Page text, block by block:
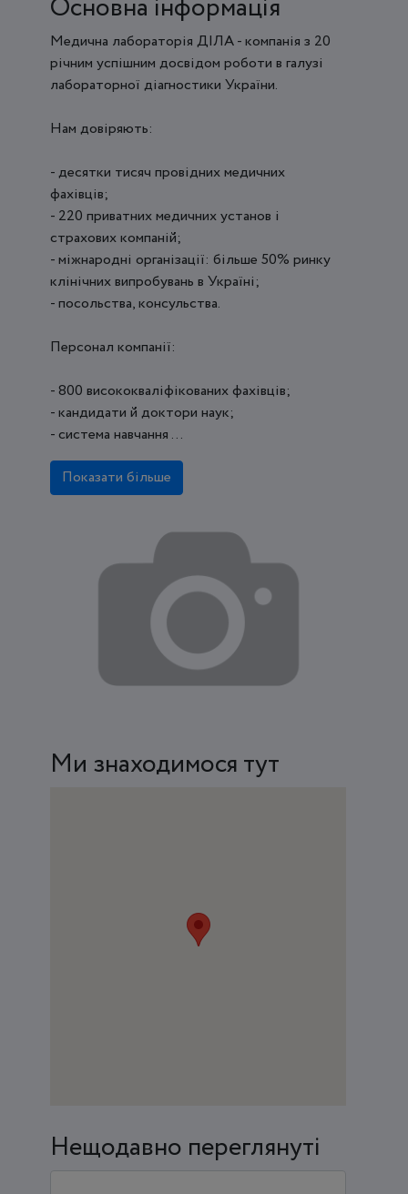
Основна інформація
Медична лабораторія ДІЛА - компанія з 20
річним успішним досвідом роботи в галузі
лабораторної діагностики України.
Нам довіряють:
- десятки тисяч провідних медичних
фахівців;
- 220 приватних медичних установ і
страхових компаній;
- міжнародні організації: більше 50% ринку
клінічних випробувань в Україні;
- посольства, консульства.
Персонал компанії:
- 800 висококваліфікованих фахівців;
- кандидати й доктори наук;
- система навчання ...
Показати більше
Ми знаходимося тут
Нещодавно переглянуті